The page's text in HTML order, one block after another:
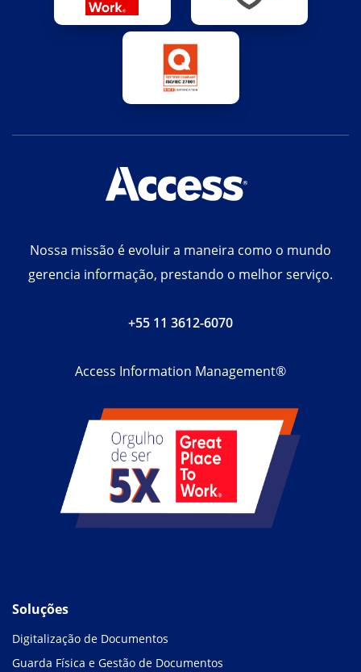
Nossa missão é evoluir a maneira como o mundo
gerencia informação, prestando o melhor serviço.
+55 11 3612-6070
Access Information Management®
Soluções
Digitalização de Documentos
Guarda Física e Gestão de Documentos